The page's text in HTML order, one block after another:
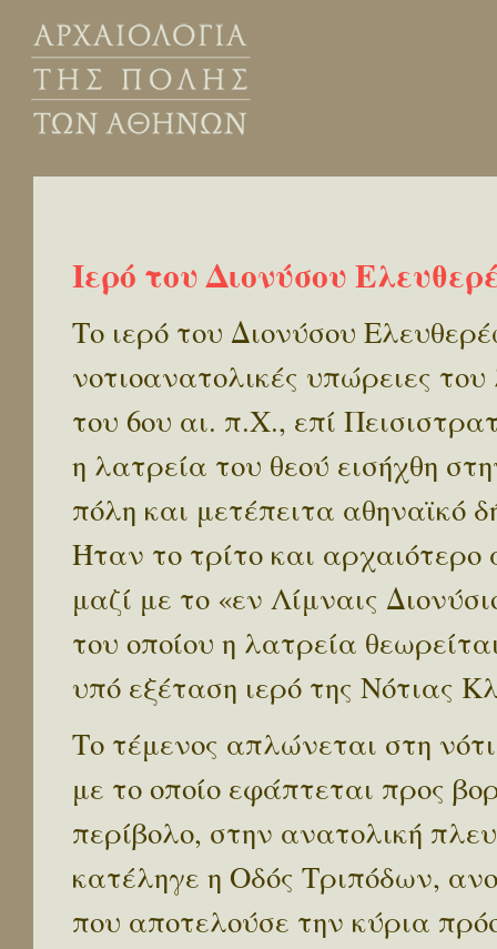
Ιερό του Διονύσου
Το ιερό του Διονύσου
νοτιοανατολικές υπώρειες
του 6ου αι. π.Χ., επί
η λατρεία του θεού εισήχθη
πόλη και μετέπειτα αθηναϊκό
Ήταν το τρίτο και
μαζί με το «εν Λίμναις
του οποίου η λατρεία
υπό εξέταση ιερό της Νότιας
Το τέμενος απλώνεται στη
με το οποίο εφάπτεται προς
περίβολο, στην ανατολική
κατέληγε η Οδός Τριπόδων,
που αποτελούσε την κύρια